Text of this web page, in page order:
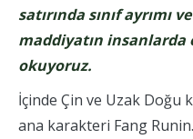
satırında sınıf ayrımı
maddiyatın insanlarda
okuyoruz.
İçinde Çin ve Uzak Doğu
ana karakteri Fang